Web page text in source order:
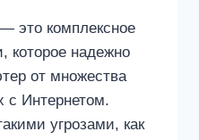
это комплексное
которое надежно
от множества
с Интернетом.
угрозами, как